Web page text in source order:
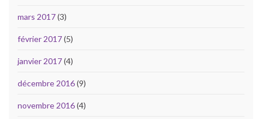
mars 2017(3)
février 2017(5)
janvier 2017(4)
décembre 2016(9)
novembre 2016(4)